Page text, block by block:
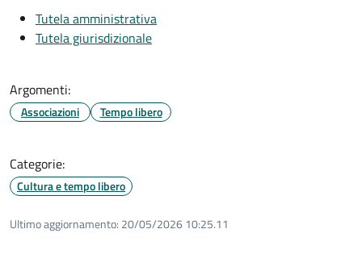
Tutela amministrativa
Tutela giurisdizionale
Argomenti:
Associazioni Tempo libero
Categorie:
Cultura e tempo libero
Ultimo aggiornamento: 20/05/2026 10:25.11